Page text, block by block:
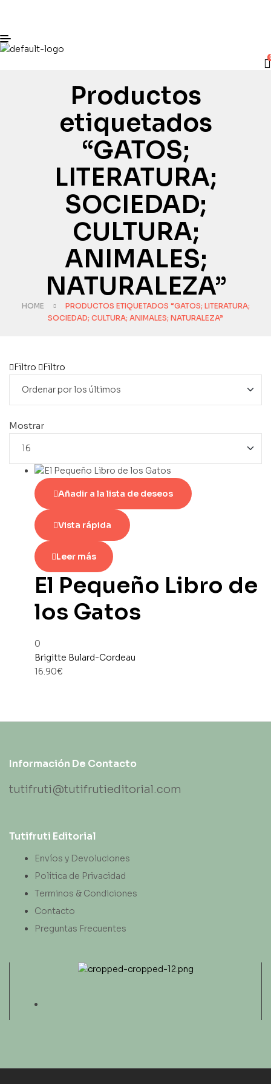
Productos
etiquetados
“GATOS;
LITERATURA;
SOCIEDAD;
CULTURA;
ANIMALES;
NATURALEZA”
HOME
PRODUCTOS ETIQUETADOS “GATOS; LITERATURA;
SOCIEDAD; CULTURA; ANIMALES; NATURALEZA”
Filtro Filtro
Mostrar
Añadir a la lista de deseos
Vista rápida
Leer más
El Pequeño Libro de
los Gatos
0
Brigitte Bulard-Cordeau
16.90€
Información De Contacto
tutifruti@tutifrutieditorial.com
Tutifruti Editorial
Envíos y Devoluciones
Política de Privacidad
Terminos & Condiciones
Contacto
Preguntas Frecuentes